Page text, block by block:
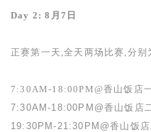
Day 2: 8 月 7 日
正赛第一天,全天两场比赛,分别
7:30AM-18:00PM@香山饭店
7:30AM-18:00PM@香山饭店
19:30PM-21:30PM@香山饭